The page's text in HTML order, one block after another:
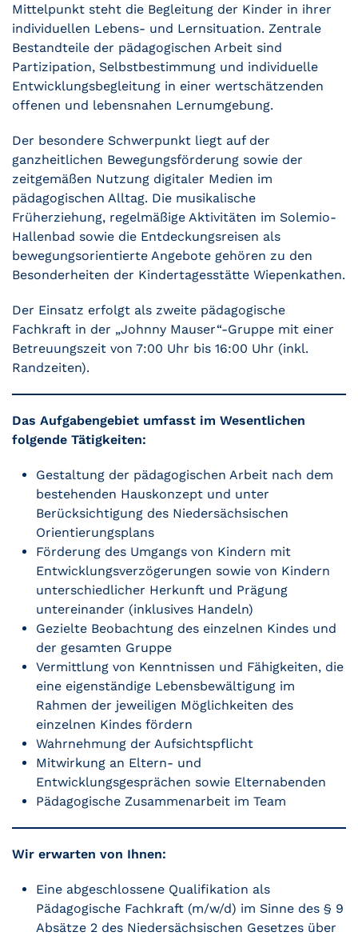
Mittelpunkt steht die Begleitung der Kinder in ihrer
individuellen Lebens- und Lernsituation. Zentrale
Bestandteile der pädagogischen Arbeit sind
Partizipation, Selbstbestimmung und individuelle
Entwicklungsbegleitung in einer wertschätzenden
offenen und lebensnahen Lernumgebung.
Der besondere Schwerpunkt liegt auf der
ganzheitlichen Bewegungsförderung sowie der
zeitgemäßen Nutzung digitaler Medien im
pädagogischen Alltag. Die musikalische
Früherziehung, regelmäßige Aktivitäten im Solemio-
Hallenbad sowie die Entdeckungsreisen als
bewegungsorientierte Angebote gehören zu den
Besonderheiten der Kindertagesstätte Wiepenkathen.
Der Einsatz erfolgt als zweite pädagogische
Fachkraft in der „Johnny Mauser“-Gruppe mit einer
Betreuungszeit von 7:00 Uhr bis 16:00 Uhr (inkl.
Randzeiten).
Das Aufgabengebiet umfasst im Wesentlichen
folgende Tätigkeiten:
Gestaltung der pädagogischen Arbeit nach dem
bestehenden Hauskonzept und unter
Berücksichtigung des Niedersächsischen
Orientierungsplans
Förderung des Umgangs von Kindern mit
Entwicklungsverzögerungen sowie von Kindern
unterschiedlicher Herkunft und Prägung
untereinander (inklusives Handeln)
Gezielte Beobachtung des einzelnen Kindes und
der gesamten Gruppe
Vermittlung von Kenntnissen und Fähigkeiten, die
eine eigenständige Lebensbewältigung im
Rahmen der jeweiligen Möglichkeiten des
einzelnen Kindes fördern
Wahrnehmung der Aufsichtspflicht
Mitwirkung an Eltern- und
Entwicklungsgesprächen sowie Elternabenden
Pädagogische Zusammenarbeit im Team
Wir erwarten von Ihnen:
Eine abgeschlossene Qualifikation als
Pädagogische Fachkraft (m/w/d) im Sinne des § 9
Absätze 2 des Niedersächsischen Gesetzes über